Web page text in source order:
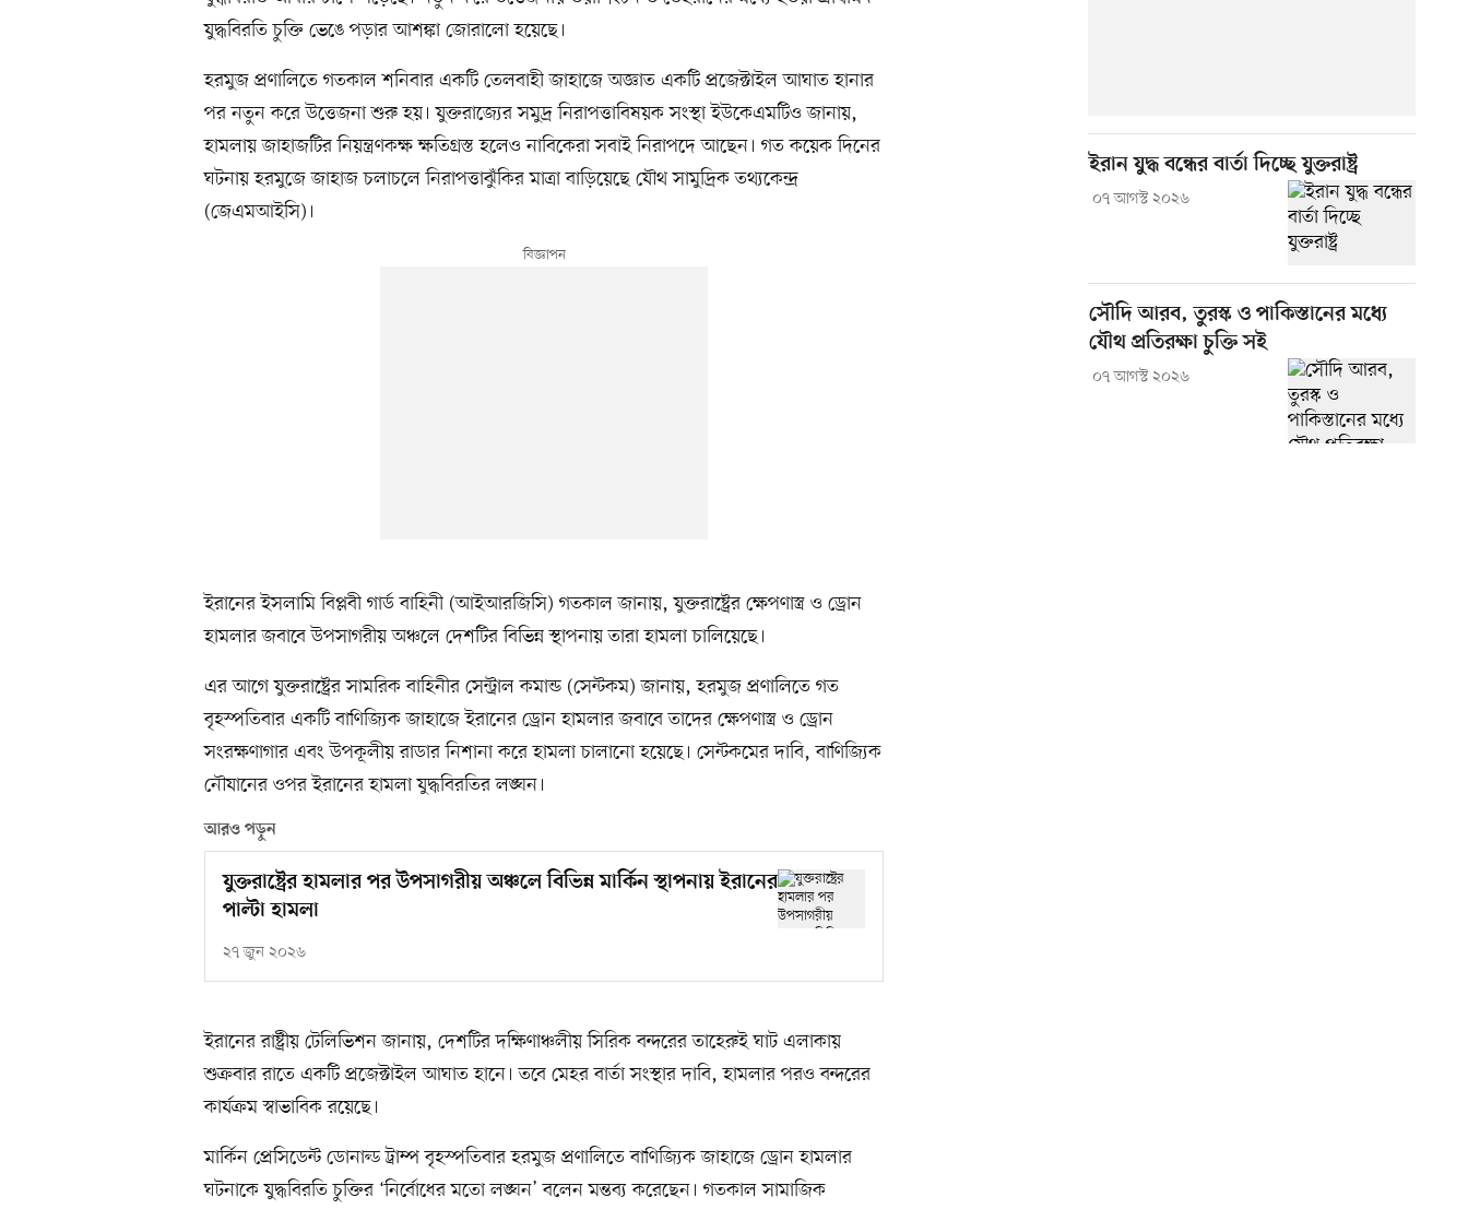
যুদ্ধবিরতি চুক্তি ভেঙে পড়ার আশঙ্কা জোরালো হয়েছে।
হরমুজ প্রণালিতে গতকাল শনিবার একটি তেলবাহী জাহাজে অজ্ঞাত একটি প্রজেক্টাইল আঘাত হানার
পর নতুন করে উত্তেজনা শুরু হয়। যুক্তরাজ্যের সমুদ্র নিরাপত্তাবিষয়ক সংস্থা ইউকেএমটিও জানায়,
হামলায় জাহাজটির নিয়ন্ত্রণকক্ষ ক্ষতিগ্রস্ত হলেও নাবিকেরা সবাই নিরাপদে আছেন। গত কয়েক দিনের
ঘটনায় হরমুজে জাহাজ চলাচলে নিরাপত্তাঝুঁকির মাত্রা বাড়িয়েছে যৌথ সামুদ্রিক তথ্যকেন্দ্র
(জেএমআইসি)।
ইরানের ইসলামি বিপ্লবী গার্ড বাহিনী (আইআরজিসি) গতকাল জানায়, যুক্তরাষ্ট্রের ক্ষেপণাস্ত্র ও ড্রোন
হামলার জবাবে উপসাগরীয় অঞ্চলে দেশটির বিভিন্ন স্থাপনায় তারা হামলা চালিয়েছে।
এর আগে যুক্তরাষ্ট্রের সামরিক বাহিনীর সেন্ট্রাল কমান্ড (সেন্টকম) জানায়, হরমুজ প্রণালিতে গত
বৃহস্পতিবার একটি বাণিজ্যিক জাহাজে ইরানের ড্রোন হামলার জবাবে তাদের ক্ষেপণাস্ত্র ও ড্রোন
সংরক্ষণাগার এবং উপকূলীয় রাডার নিশানা করে হামলা চালানো হয়েছে। সেন্টকমের দাবি, বাণিজ্যিক
নৌযানের ওপর ইরানের হামলা যুদ্ধবিরতির লঙ্ঘন।
আরও পড়ুন
যুক্তরাষ্ট্রের হামলার পর উপসাগরীয় অঞ্চলে বিভিন্ন মার্কিন স্থাপনায় ইরানের
পাল্টা হামলা
২৭ জুন ২০২৬
ইরানের রাষ্ট্রীয় টেলিভিশন জানায়, দেশটির দক্ষিণাঞ্চলীয় সিরিক বন্দরের তাহেরুই ঘাট এলাকায়
শুক্রবার রাতে একটি প্রজেক্টাইল আঘাত হানে। তবে মেহর বার্তা সংস্থার দাবি, হামলার পরও বন্দরের
কার্যক্রম স্বাভাবিক রয়েছে।
মার্কিন প্রেসিডেন্ট ডোনাল্ড ট্রাম্প বৃহস্পতিবার হরমুজ প্রণালিতে বাণিজ্যিক জাহাজে ড্রোন হামলার
ঘটনাকে যুদ্ধবিরতি চুক্তির ‘নির্বোধের মতো লঙ্ঘন’ বলেন মন্তব্য করেছেন। গতকাল সামাজিক
ইরান যুদ্ধ বন্ধের বার্তা দিচ্ছে যুক্তরাষ্ট্র
০৭ আগস্ট ২০২৬
সৌদি আরব, তুরস্ক ও পাকিস্তানের মধ্যে
যৌথ প্রতিরক্ষা চুক্তি সই
০৭ আগস্ট ২০২৬